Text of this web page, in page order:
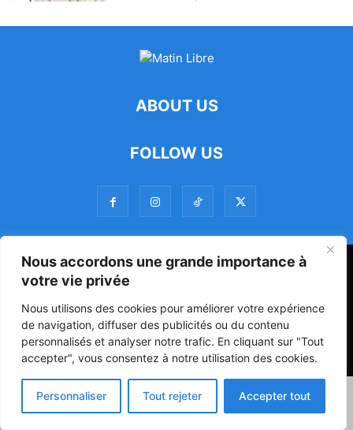
Nous accordons une grande importance à
votre vie privée
Nous utilisons des cookies pour améliorer votre expérience
de navigation, diffuser des publicités ou du contenu
personnalisés et analyser notre trafic. En cliquant sur "Tout
accepter", vous consentez à notre utilisation des cookies.
Personnaliser Tout rejeter Accepter tout
ABOUT US
FOLLOW US
47ᵉ Assemblée Mondiale sur la Protection de la Vie Privée: Me
Luciano Hounkponou représente le Bénin à Séoul
Politique Société Culture
© Powered by digitXplus Francophone